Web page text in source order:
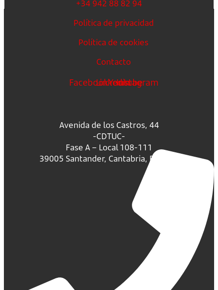
+34 942 88 82 94
Política de privacidad
Política de cookies
Contacto
FacebookLinkedin
Youtube
Instagram
Avenida de los Castros, 44
-CDTUC-
Fase A – Local 108-111
39005 Santander, Cantabria, España.